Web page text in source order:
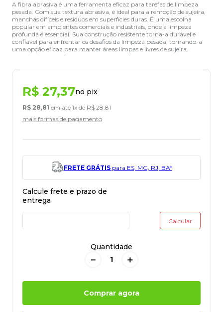
A fibra abrasiva é uma ferramenta eficaz para tarefas de limpeza
pesada. Com sua textura abrasiva, é ideal para a remoção de sujeira,
manchas difíceis e resíduos em superfícies duras. É uma escolha
popular em ambientes comerciais e industriais, onde a limpeza
profunda é essencial. Sua construção resistente torna-a durável e
confiável para enfrentar os desafios da limpeza pesada, tornando-a
uma opção eficaz para manter áreas limpas e livres de sujeira.
R$ 27,37no pix
R$ 28,81 em até 1x de R$ 28,81
mais formas de pagamento
FRETE GRÁTISpara ES, MG, RJ, BA*
Quantidade
＋
－
Comprar agora